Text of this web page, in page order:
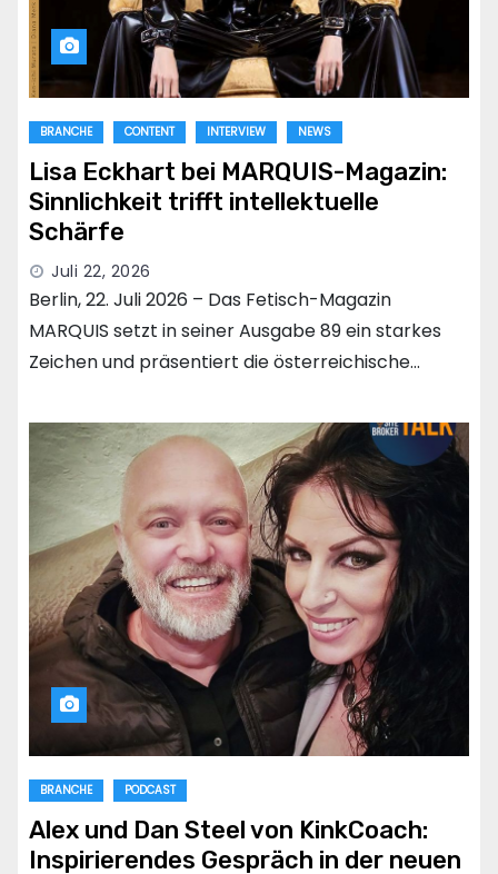
BRANCHE CONTENT INTERVIEW NEWS
Lisa Eckhart bei MARQUIS-Magazin:
Sinnlichkeit trifft intellektuelle
Schärfe
Juli 22, 2026
Berlin, 22. Juli 2026 – Das Fetisch-Magazin
MARQUIS setzt in seiner Ausgabe 89 ein starkes
Zeichen und präsentiert die österreichische…
BRANCHE PODCAST
Alex und Dan Steel von KinkCoach:
Inspirierendes Gespräch in der neuen